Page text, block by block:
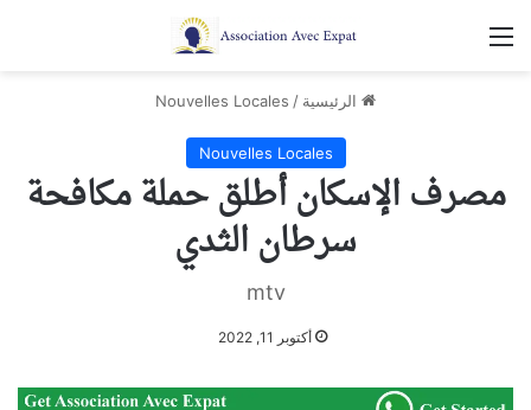
القائمة
الرئيسية /
Nouvelles Locales
Nouvelles Locales
مصرف الإسكان أطلق حملة مكافحة
سرطان الثدي
mtv
أكتوبر 11, 2022